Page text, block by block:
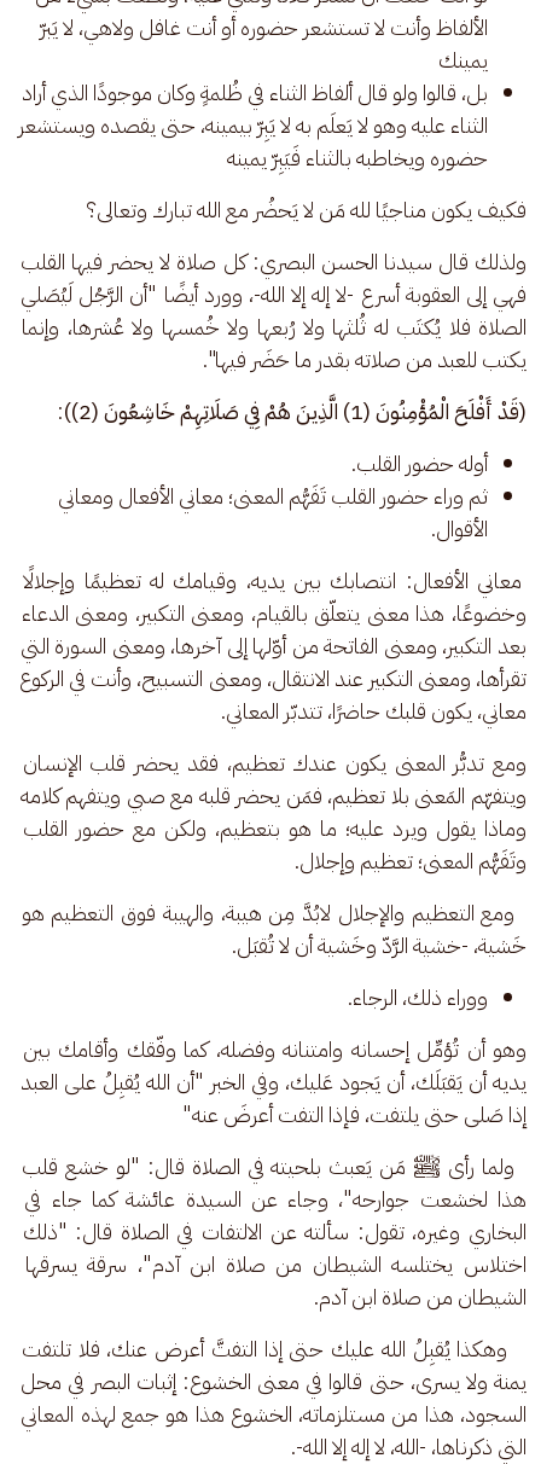
الألفاظ وأنت لا تستشعر حضوره أو أنت غافل ولاهي، لا يَبرّ
يمينك
بل، قالوا ولو قال ألفاظ الثناء في ظُلمةٍ وكان موجودًا الذي أراد
الثناء عليه وهو لا يَعلَم به لا يَبِرّ بيمينه، حتى يقصده ويستشعر
حضوره ويخاطبه بالثناء فَيَبِرّ يمينه
فكيف يكون مناجيًا لله مَن لا يَحضُر مع الله تبارك وتعالى؟
ولذلك قال سيدنا الحسن البصري: كل صلاة لا يحضر فيها القلب
فهي إلى العقوبة أسرع -لا إله إلا الله-، وورد أيضًا "أن الرَّجُل لَيُصَلي
الصلاة فلا يُكتَب له ثُلثها ولا رُبعها ولا خُمسها ولا عُشرها، وإنما
يكتب للعبد من صلاته بقدر ما حَضَر فيها".
(قَدْ أَفْلَحَ الْمُؤْمِنُونَ (1) الَّذِينَ هُمْ فِي صَلَاتِهِمْ خَاشِعُونَ (2))
:
أوله حضور القلب.
ثم وراء حضور القلب تَفَهُّم المعنى؛ معاني الأفعال ومعاني
الأقوال.
معاني الأفعال: انتصابك بين يديه، وقيامك له تعظيمًا وإجلالًا
وخضوعًا، هذا معنى يتعلّق بالقيام، ومعنى التكبير، ومعنى الدعاء
بعد التكبير، ومعنى الفاتحة من أوّلها إلى آخرها، ومعنى السورة التي
تقرأها، ومعنى التكبير عند الانتقال، ومعنى التسبيح، وأنت في الركوع
معاني، يكون قلبك حاضرًا، تتدبّر المعاني.
ومع تدبُّر المعنى يكون عندك تعظيم، فقد يحضر قلب الإنسان
ويتفهّم المَعنى بلا تعظيم، فمَن يحضر قلبه مع صبي ويتفهم كلامه
وماذا يقول ويرد عليه؛ ما هو بتعظيم، ولكن مع حضور القلب
وتَفَهُّم المعنى؛ تعظيم وإجلال.
ومع التعظيم والإجلال لابُدَّ مِن هيبة، والهيبة فوق التعظيم هو
خَشية، -خشية الرَّدّ وخَشية أن لا تُقبَل.
ووراء ذلك، الرجاء.
وهو أن تُؤمِّل إحسانه وامتنانه وفضله، كما وفّقك وأقامك بين
يديه أن يَقبَلَك، أن يَجود عَليك، وفي الخبر "أن الله يُقبِلُ على العبد
إذا صَلى حتى يلتفت، فإذا التفت أعرضَ عنه"
ولما رأى ﷺ مَن يَعبث بلحيته في الصلاة قال: "لو خشع قلب
هذا لخشعت جوارحه"، وجاء عن السيدة عائشة كما جاء في
البخاري وغيره، تقول: سألته عن الالتفات في الصلاة قال: "ذلك
اختلاس يختلسه الشيطان من صلاة ابن آدم"، سرقة يسرقها
الشيطان من صلاة ابن آدم.
وهكذا يُقبِلُ الله عليك حتى إذا التفتَّ أعرض عنك، فلا تلتفت
يمنة ولا يسرى، حتى قالوا في معنى الخشوع: إثبات البصر في محل
السجود، هذا من مستلزماته، الخشوع هذا هو جمع لهذه المعاني
التي ذكرناها، -الله، لا إله إلا الله-.